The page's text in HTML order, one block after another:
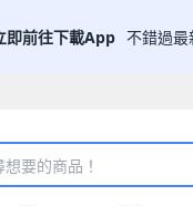
即前往下載App 不錯過最